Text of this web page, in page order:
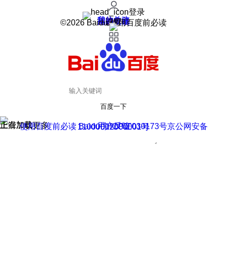
登录
我的关注
我的收藏
皮肤中心
用户反馈
设置
©2026 Baidu 使用百度前必读
百度一下
正在加载
上滑加载更多 用户反馈
使用百度前必读 Baidu 京ICP证030173号
京公网安备11000002000001号